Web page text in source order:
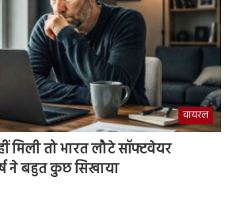
वायरल
मिली तो भारत लौटे सॉफ्टवेयर
ने बहुत कुछ सिखाया